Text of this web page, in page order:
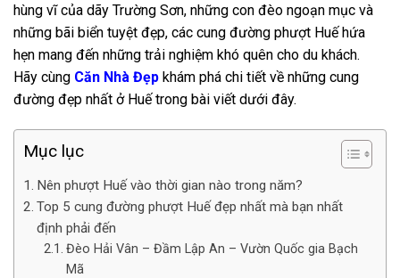
hùng vĩ của dãy Trường Sơn, những con đèo ngoạn mục và
những bãi biển tuyệt đẹp, các cung đường phượt Huế hứa
hẹn mang đến những trải nghiệm khó quên cho du khách.
Hãy cùng Căn Nhà Đẹp khám phá chi tiết về những cung
đường đẹp nhất ở Huế trong bài viết dưới đây.
Mục lục
Nên phượt Huế vào thời gian nào trong năm?
Top 5 cung đường phượt Huế đẹp nhất mà bạn nhất
định phải đến
Đèo Hải Vân – Đầm Lập An – Vườn Quốc gia Bạch
Mã